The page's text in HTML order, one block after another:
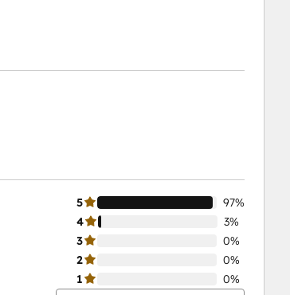
5
97%
4
3%
3
0%
2
0%
1
0%